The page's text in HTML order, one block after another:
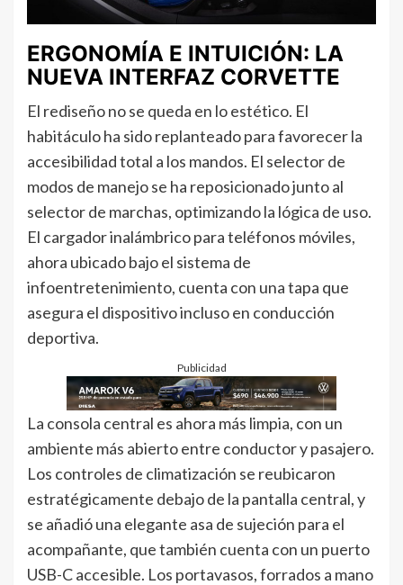
ERGONOMÍA E INTUICIÓN: LA
NUEVA INTERFAZ CORVETTE
El rediseño no se queda en lo estético. El
habitáculo ha sido replanteado para favorecer la
accesibilidad total a los mandos. El selector de
modos de manejo se ha reposicionado junto al
selector de marchas, optimizando la lógica de uso.
El cargador inalámbrico para teléfonos móviles,
ahora ubicado bajo el sistema de
infoentretenimiento, cuenta con una tapa que
asegura el dispositivo incluso en conducción
deportiva.
Publicidad
La consola central es ahora más limpia, con un
ambiente más abierto entre conductor y pasajero.
Los controles de climatización se reubicaron
estratégicamente debajo de la pantalla central, y
se añadió una elegante asa de sujeción para el
acompañante, que también cuenta con un puerto
USB-C accesible. Los portavasos, forrados a mano